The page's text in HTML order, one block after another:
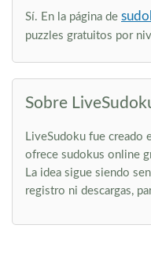
Sí. En la página de
puzzles gratuitos por
Sobre
LiveSudoku fue creado
ofrece sudokus online
La idea sigue siendo
registro ni descargas,